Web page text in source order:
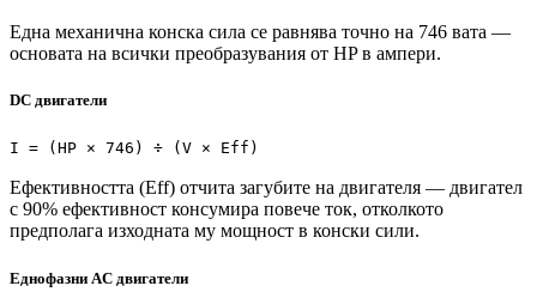
Една механична конска сила се равнява точно на 746 вата —
основата на всички преобразувания от HP в ампери.
DC двигатели
I = (HP × 746) ÷ (V × Eff)
Ефективността (Eff) отчита загубите на двигателя — двигател
с 90% ефективност консумира повече ток, отколкото
предполага изходната му мощност в конски сили.
Еднофазни AC двигатели